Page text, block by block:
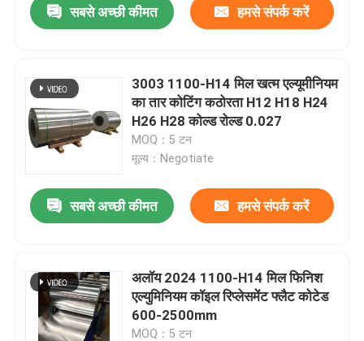
सबसे अच्छी कीमत हमसे संपर्क करें
3003 1100-H14 मिल खत्म एल्यूमीनियम
का तार कोटिंग कठोरता H12 H18 H24
H26 H28 कोल्ड रोल्ड 0.027
MOQ：5 टन
मूल्य：Negotiate
सबसे अच्छी कीमत हमसे संपर्क करें
अलॉय 2024 1100-H14 मिल फिनिश
एल्युमिनियम कॉइल रिप्लेसमेंट फ्लैट कोटेड
600-2500mm
MOQ：5 टन